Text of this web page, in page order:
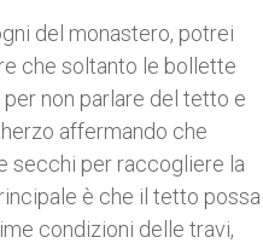
del monastero, potrei
che soltanto le bollette
non parlare del tetto e
affermando che
secchi per raccogliere la
è che il tetto possa
condizioni delle travi,